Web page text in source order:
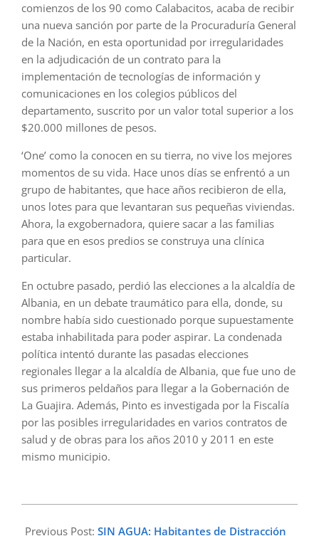
comienzos de los 90 como Calabacitos, acaba de recibir
una nueva sanción por parte de la Procuraduría General
de la Nación, en esta oportunidad por irregularidades
en la adjudicación de un contrato para la
implementación de tecnologías de información y
comunicaciones en los colegios públicos del
departamento, suscrito por un valor total superior a los
$20.000 millones de pesos.
‘One’ como la conocen en su tierra, no vive los mejores
momentos de su vida. Hace unos días se enfrentó a un
grupo de habitantes, que hace años recibieron de ella,
unos lotes para que levantaran sus pequeñas viviendas.
Ahora, la exgobernadora, quiere sacar a las familias
para que en esos predios se construya una clínica
particular.
En octubre pasado, perdió las elecciones a la alcaldía de
Albania, en un debate traumático para ella, donde, su
nombre había sido cuestionado porque supuestamente
estaba inhabilitada para poder aspirar. La condenada
política intentó durante las pasadas elecciones
regionales llegar a la alcaldía de Albania, que fue uno de
sus primeros peldaños para llegar a la Gobernación de
La Guajira. Además, Pinto es investigada por la Fiscalía
por las posibles irregularidades en varios contratos de
salud y de obras para los años 2010 y 2011 en este
mismo municipio.
03-
Previous Post: SIN AGUA: Habitantes de Distracción